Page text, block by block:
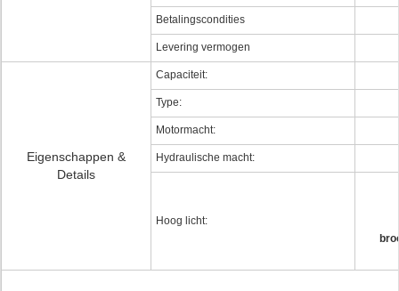
Betalingscondities
Levering vermogen
Eigenschappen &
Details
Capaciteit:
Type:
Motormacht:
Hydraulische macht:
Hoog licht: